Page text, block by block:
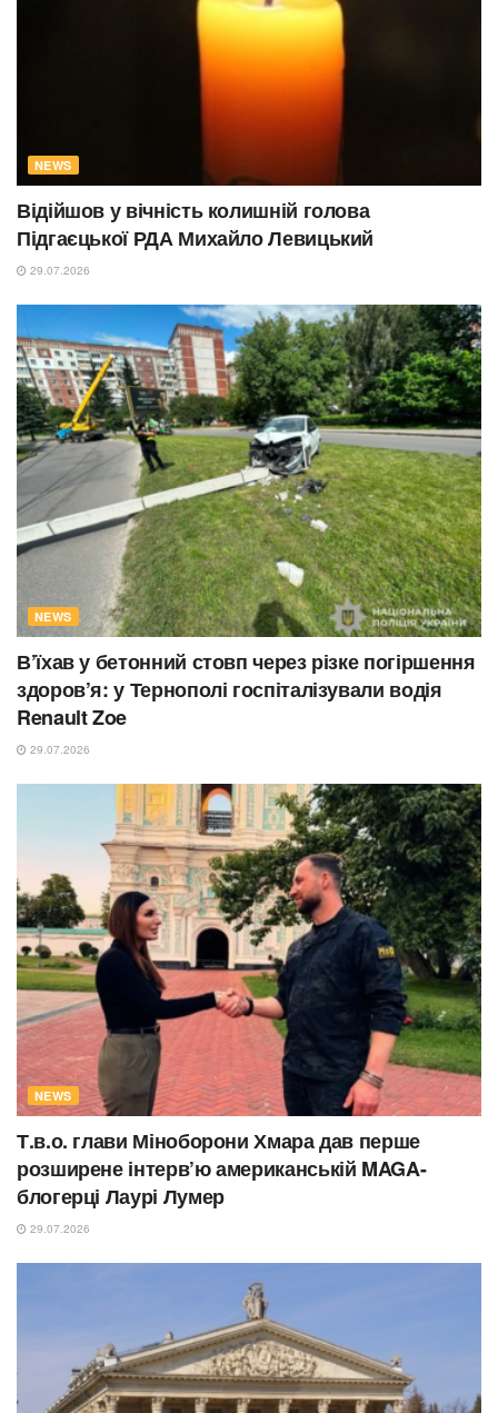
NEWS
Відійшов у вічність колишній голова
Підгаєцької РДА Михайло Левицький
29.07.2026
NEWS
В’їхав у бетонний стовп через різке погіршення
здоров’я: у Тернополі госпіталізували водія
Renault Zoe
29.07.2026
NEWS
Т.в.о. глави Міноборони Хмара дав перше
розширене інтерв’ю американській MAGA-
блогерці Лаурі Лумер
29.07.2026